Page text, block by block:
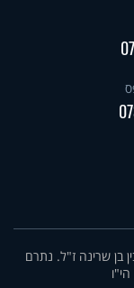
בן שרינה ז"ל. נתרם